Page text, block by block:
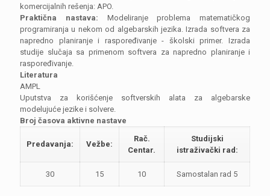
komercijalnih rešenja: APO.
Praktična nastava: Modeliranje problema matematičkog
programiranja u nekom od algebarskih jezika. Izrada softvera za
napredno planiranje i raspoređivanje - školski primer. Izrada
studije slučaja sa primenom softvera za napredno planiranje i
raspoređivanje.
Literatura
AMPL
Uputstva za korišćenje softverskih alata za algebarske
modelujuće jezike i solvere.
Broj časova aktivne nastave
Predavanja: Vežbe:
Rač.
Centar.
Studijski
istraživački rad:
30 15 10 Samostalan rad 5